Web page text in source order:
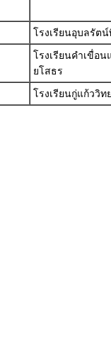
โรงเรียนอุบลรัต
โรงเรียนคำเขื่อ
ยโสธร
โรงเรียนกู่แก้ววิ